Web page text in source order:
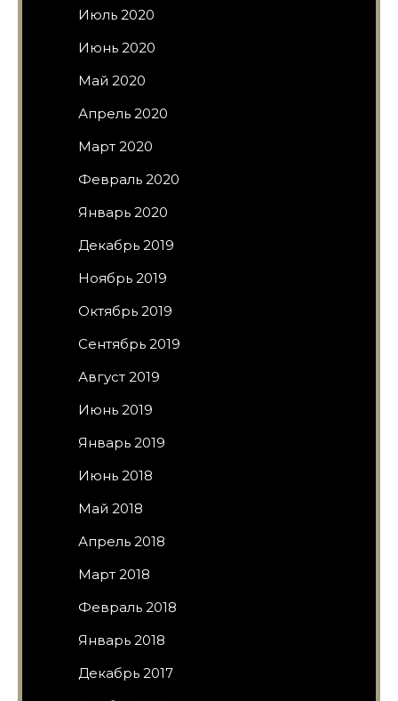
Июль 2020
Июнь 2020
Май 2020
Апрель 2020
Март 2020
Февраль 2020
Январь 2020
Декабрь 2019
Ноябрь 2019
Октябрь 2019
Сентябрь 2019
Август 2019
Июнь 2019
Январь 2019
Июнь 2018
Май 2018
Апрель 2018
Март 2018
Февраль 2018
Январь 2018
Декабрь 2017